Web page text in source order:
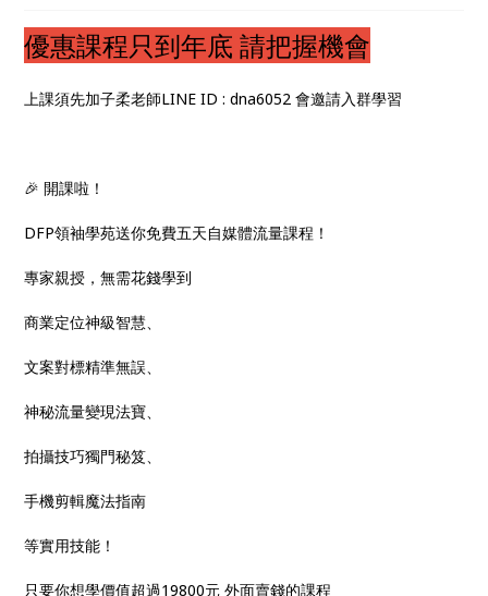
優惠課程只到年底 請把握機會
上課須先加子柔老師LINE ID : dna6052 會邀請入群學習
🎉 開課啦！
DFP領袖學苑送你免費五天自媒體流量課程！
專家親授，無需花錢學到
商業定位神級智慧、
文案對標精準無誤、
神秘流量變現法寶、
拍攝技巧獨門秘笈、
手機剪輯魔法指南
等實用技能！
只要你想學價值超過19800元 外面賣錢的課程